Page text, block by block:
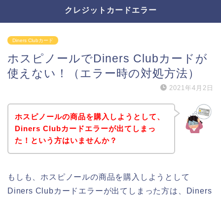
クレジットカードエラー
Diners Clubカード
ホスピノールでDiners Clubカードが
使えない！（エラー時の対処方法）
2021年4月2日
ホスピノールの商品を購入しようとして、
Diners Clubカードエラーが出てしまっ
た！という方はいませんか？
もしも、ホスピノールの商品を購入しようとして
Diners Clubカードエラーが出てしまった方は、Diners